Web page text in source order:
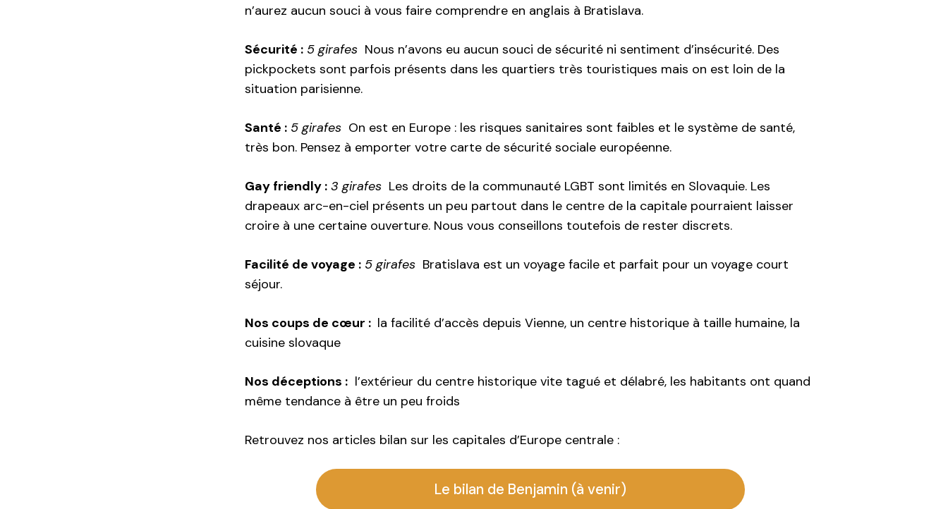
n’aurez aucun souci à vous faire comprendre en anglais à Bratislava.
Sécurité : 5 girafes Nous n’avons eu aucun souci de sécurité ni sentiment d’insécurité. Des
pickpockets sont parfois présents dans les quartiers très touristiques mais on est loin de la
situation parisienne.
Santé : 5 girafes On est en Europe : les risques sanitaires sont faibles et le système de santé,
très bon. Pensez à emporter votre carte de sécurité sociale européenne.
Gay friendly : 3 girafes Les droits de la communauté LGBT sont limités en Slovaquie. Les
drapeaux arc-en-ciel présents un peu partout dans le centre de la capitale pourraient laisser
croire à une certaine ouverture. Nous vous conseillons toutefois de rester discrets.
Facilité de voyage : 5 girafes Bratislava est un voyage facile et parfait pour un voyage court
séjour.
Nos coups de cœur : la facilité d’accès depuis Vienne, un centre historique à taille humaine, la
cuisine slovaque
Nos déceptions : l’extérieur du centre historique vite tagué et délabré, les habitants ont quand
même tendance à être un peu froids
Retrouvez nos articles bilan sur les capitales d’Europe centrale :
Le bilan de Benjamin (à venir)